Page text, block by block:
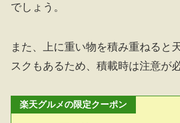
でしょう。
また、上に重い物を積み重ねると
スクもあるため、積載時は注意が
楽天グルメの限定クーポン